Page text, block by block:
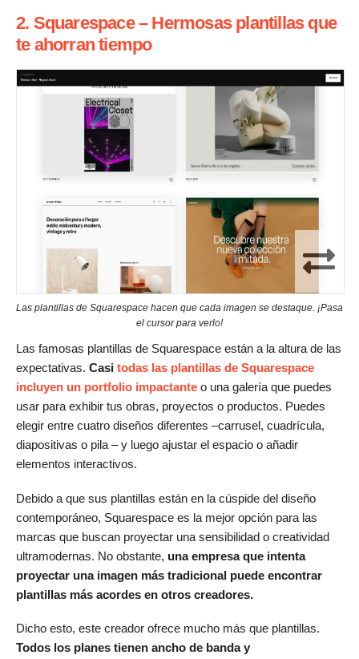
2. Squarespace – Hermosas plantillas que
te ahorran tiempo
Las plantillas de Squarespace hacen que cada imagen se destaque. ¡Pasa
el cursor para verlo!
Las famosas plantillas de Squarespace están a la altura de las
expectativas. Casi todas las plantillas de Squarespace
incluyen un portfolio impactante o una galería que puedes
usar para exhibir tus obras, proyectos o productos. Puedes
elegir entre cuatro diseños diferentes –carrusel, cuadrícula,
diapositivas o pila – y luego ajustar el espacio o añadir
elementos interactivos.
Debido a que sus plantillas están en la cúspide del diseño
contemporáneo, Squarespace es la mejor opción para las
marcas que buscan proyectar una sensibilidad o creatividad
ultramodernas. No obstante, una empresa que intenta
proyectar una imagen más tradicional puede encontrar
plantillas más acordes en otros creadores.
Dicho esto, este creador ofrece mucho más que plantillas.
Todos los planes tienen ancho de banda y